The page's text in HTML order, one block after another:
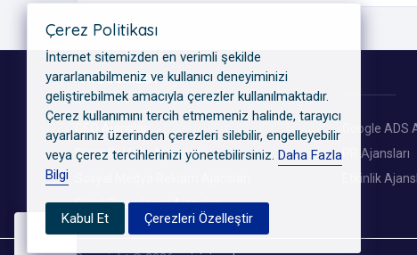
KATEGORILER
GEO Ajansları
Dijital Reklam Ajansları
Dijital Pazarlama Ajansları
Google ADS
PR Ajansları
Etkinlik
Çerez Politikası
İnternet sitemizden en verimli şekilde
yararlanabilmeniz ve kullanıcı deneyiminizi
geliştirebilmek amacıyla çerezler kullanılmaktadır.
Çerez kullanımını tercih etmemeniz halinde, tarayıcı
ayarlarınız üzerinden çerezleri silebilir, engelleyebilir
veya çerez tercihlerinizi yönetebilirsiniz. Daha Fazla
Bilgi
Kabul Et Çerezleri Özelleştir